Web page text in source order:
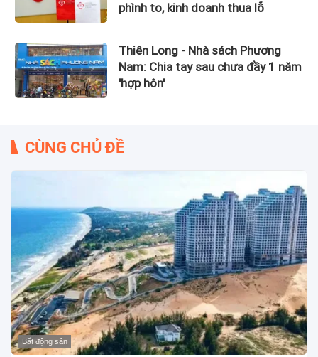
phình to, kinh doanh thua lỗ
Thiên Long - Nhà sách Phương
Nam: Chia tay sau chưa đầy 1 năm
'hợp hôn'
CÙNG CHỦ ĐỀ
Bất động sản